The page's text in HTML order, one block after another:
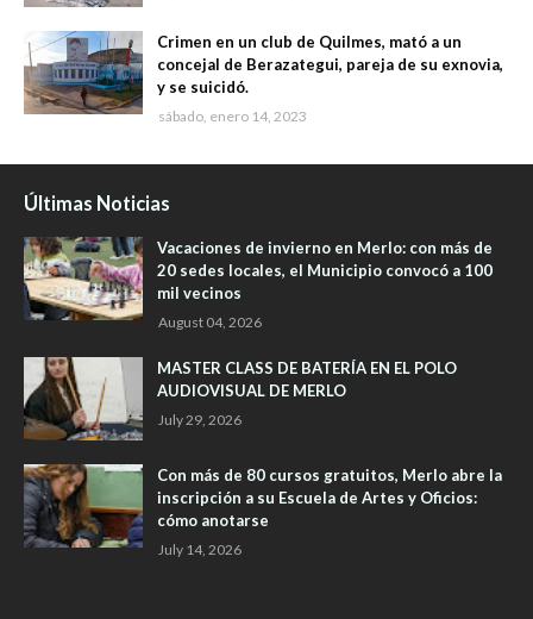
Crimen en un club de Quilmes, mató a un
concejal de Berazategui, pareja de su exnovia,
y se suicidó.
sábado, enero 14, 2023
Últimas Noticias
Vacaciones de invierno en Merlo: con más de
20 sedes locales, el Municipio convocó a 100
mil vecinos
August 04, 2026
MASTER CLASS DE BATERÍA EN EL POLO
AUDIOVISUAL DE MERLO
July 29, 2026
Con más de 80 cursos gratuitos, Merlo abre la
inscripción a su Escuela de Artes y Oficios:
cómo anotarse
July 14, 2026